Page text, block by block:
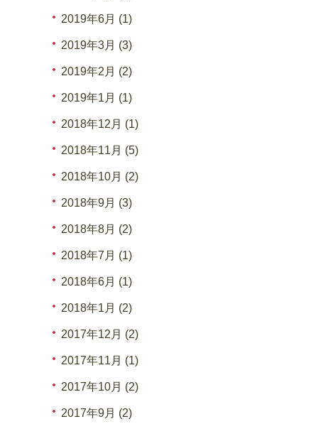
2019年6月 (1)
2019年3月 (3)
2019年2月 (2)
2019年1月 (1)
2018年12月 (1)
2018年11月 (5)
2018年10月 (2)
2018年9月 (3)
2018年8月 (2)
2018年7月 (1)
2018年6月 (1)
2018年1月 (2)
2017年12月 (2)
2017年11月 (1)
2017年10月 (2)
2017年9月 (2)